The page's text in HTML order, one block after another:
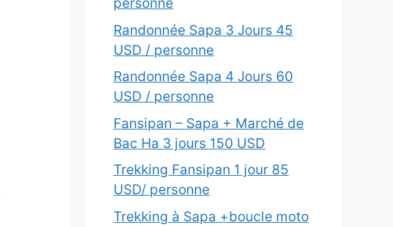
personne
Randonnée Sapa 3 Jours 45
USD / personne
Randonnée Sapa 4 Jours 60
USD / personne
Fansipan – Sapa + Marché de
Bac Ha 3 jours 150 USD
Trekking Fansipan 1 jour 85
USD/ personne
Trekking à Sapa +boucle moto